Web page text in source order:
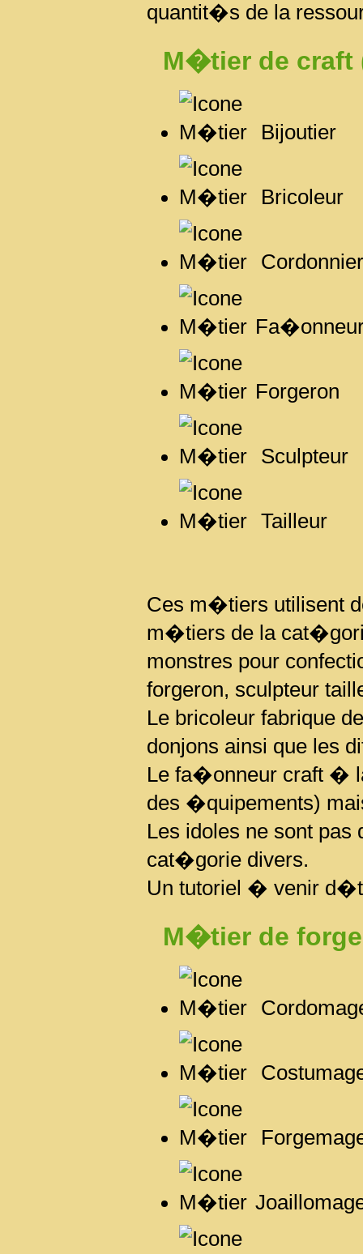
quantit�s de la
M�tier de
Bijoutier
Bricoleur
Cordonnier
Forgeron
Sculpteur
Tailleur
Ces m�tiers utilisent
m�tiers de la
monstres pour
forgeron, sculpteur
Le bricoleur fabrique
donjons ainsi que les
Le fa�onneur craft �
des �quipements)
Les idoles ne sont
cat�gorie divers.
Un tutoriel � venir
M�tier de